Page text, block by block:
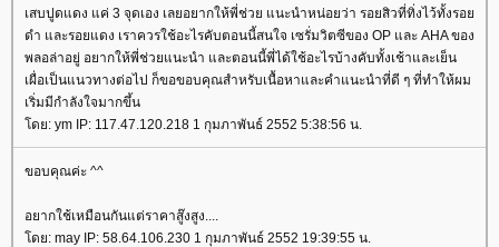
เสบปูดแดง แค่ 3 จุดเอง เลยอยากให้พี่ช่วย แนะนำหน่อยว่า รอยสิวที่ทิ่งไว้ทั้งรอ
ดำ และรอยแดง เราควรใช้อะไรคับตอนนี้สนใจ เซรั่มวิตซีของ OP และ AHA ของ
พลอล่าอยู่ อยากให้พี่ช่วยแนะนำ และตอนนี้พี่ได้ใช้อะไรบ้างคับทั้งเช้าและเย็น
เผื่อเป็นแนวทางต่อไป ก็ขอขอบคุณสำหรับเนื้อหาและคำแนะนำที่ดี ๆ ที่ทำให้ผม
เริ่มมีกำลังใจมากขึ้น
ดย: ym IP: 117.47.120.218 1 กุมภาพันธ์ 2552 5:38:56 น.
ขอบคุณค่ะ ^^
อยากใช้เหมือนกันแต่ราคาสู๊งสูง....
ดย: may IP: 58.64.106.230 1 กุมภาพันธ์ 2552 19:39:55 น.